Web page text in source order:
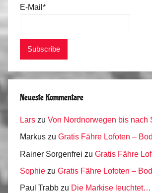
E-Mail*
Neueste Kommentare
Lars zu Von Nordnorwegen bis nach
Markus zu Gratis Fähre Lofoten –
Rainer Sorgenfrei zu Gratis Fähre
Sophie zu Gratis Fähre Lofoten –
Paul Trabb zu Die Markise leuchtet…